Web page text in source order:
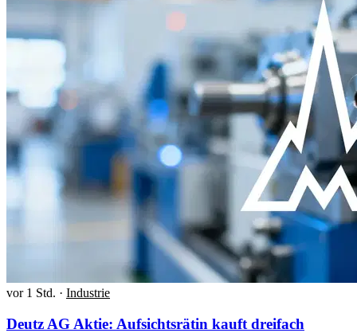
vor 1 Std. · Industrie
Deutz AG Aktie: Aufsichtsrätin kauft dreifach